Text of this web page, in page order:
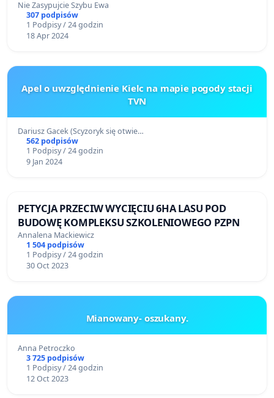
Nie Zasypujcie Szybu Ewa
307 podpisów
1 Podpisy / 24 godzin
18 Apr 2024
Apel o uwzględnienie Kielc na mapie pogody stacji
TVN
Dariusz Gacek (Scyzoryk się otwie…
562 podpisów
1 Podpisy / 24 godzin
9 Jan 2024
PETYCJA PRZECIW WYCIĘCIU 6HA LASU POD
BUDOWĘ KOMPLEKSU SZKOLENIOWEGO PZPN
Annalena Mackiewicz
1 504 podpisów
1 Podpisy / 24 godzin
30 Oct 2023
Mianowany- oszukany.
Anna Petroczko
3 725 podpisów
1 Podpisy / 24 godzin
12 Oct 2023